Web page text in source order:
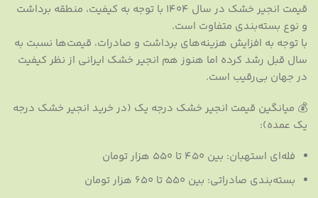
قیمت انجیر خشک در سال ۱۴۰۴ با توجه به کیفیت، منطقه برداشت
و نوع بسته‌بندی متفاوت است.
با توجه به افزایش هزینه‌های برداشت و صادرات، قیمت‌ها نسبت به
سال قبل رشد کرده اما هنوز هم انجیر خشک ایرانی از نظر کیفیت
در جهان بی‌رقیب است.
💰 میانگین قیمت انجیر خشک درجه یک (در خرید انجیر خشک درجه
یک عمده):
فله‌ای استهبان: بین ۴۵۰ تا ۵۵۰ هزار تومان
بسته‌بندی صادراتی: بین ۵۵۰ تا ۶۵۰ هزار تومان